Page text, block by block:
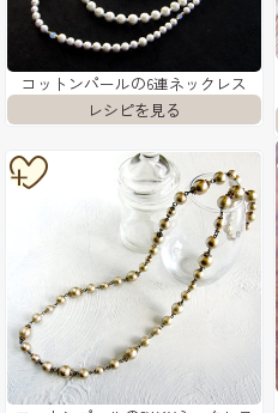
コットンパールの6連ネックレス